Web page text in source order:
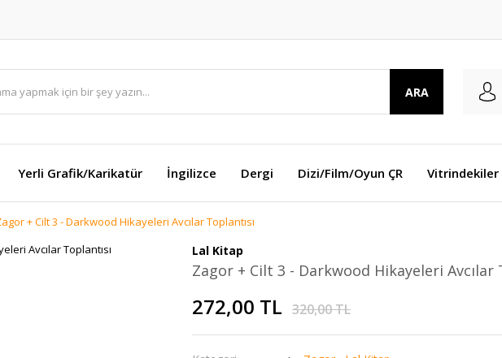
ARA
Yerli Grafik/Karikatür İngilizce Dergi Dizi/Film/Oyun ÇR Vitrindekiler
+ Cilt 3 - Darkwood Hikayeleri Avcılar Toplantısı
Lal Kitap
Zagor + Cilt 3 - Darkwood Hikayeleri Avcılar
272,00 TL 320,00 TL